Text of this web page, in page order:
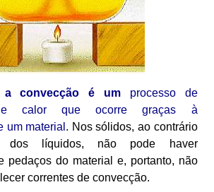
a convecção é um
processo de
de calor que ocorre graças à
um material . Nos sólidos, ao contrário
líquidos, não pode haver
pedaços do material e, portanto, não
correntes de convecção.